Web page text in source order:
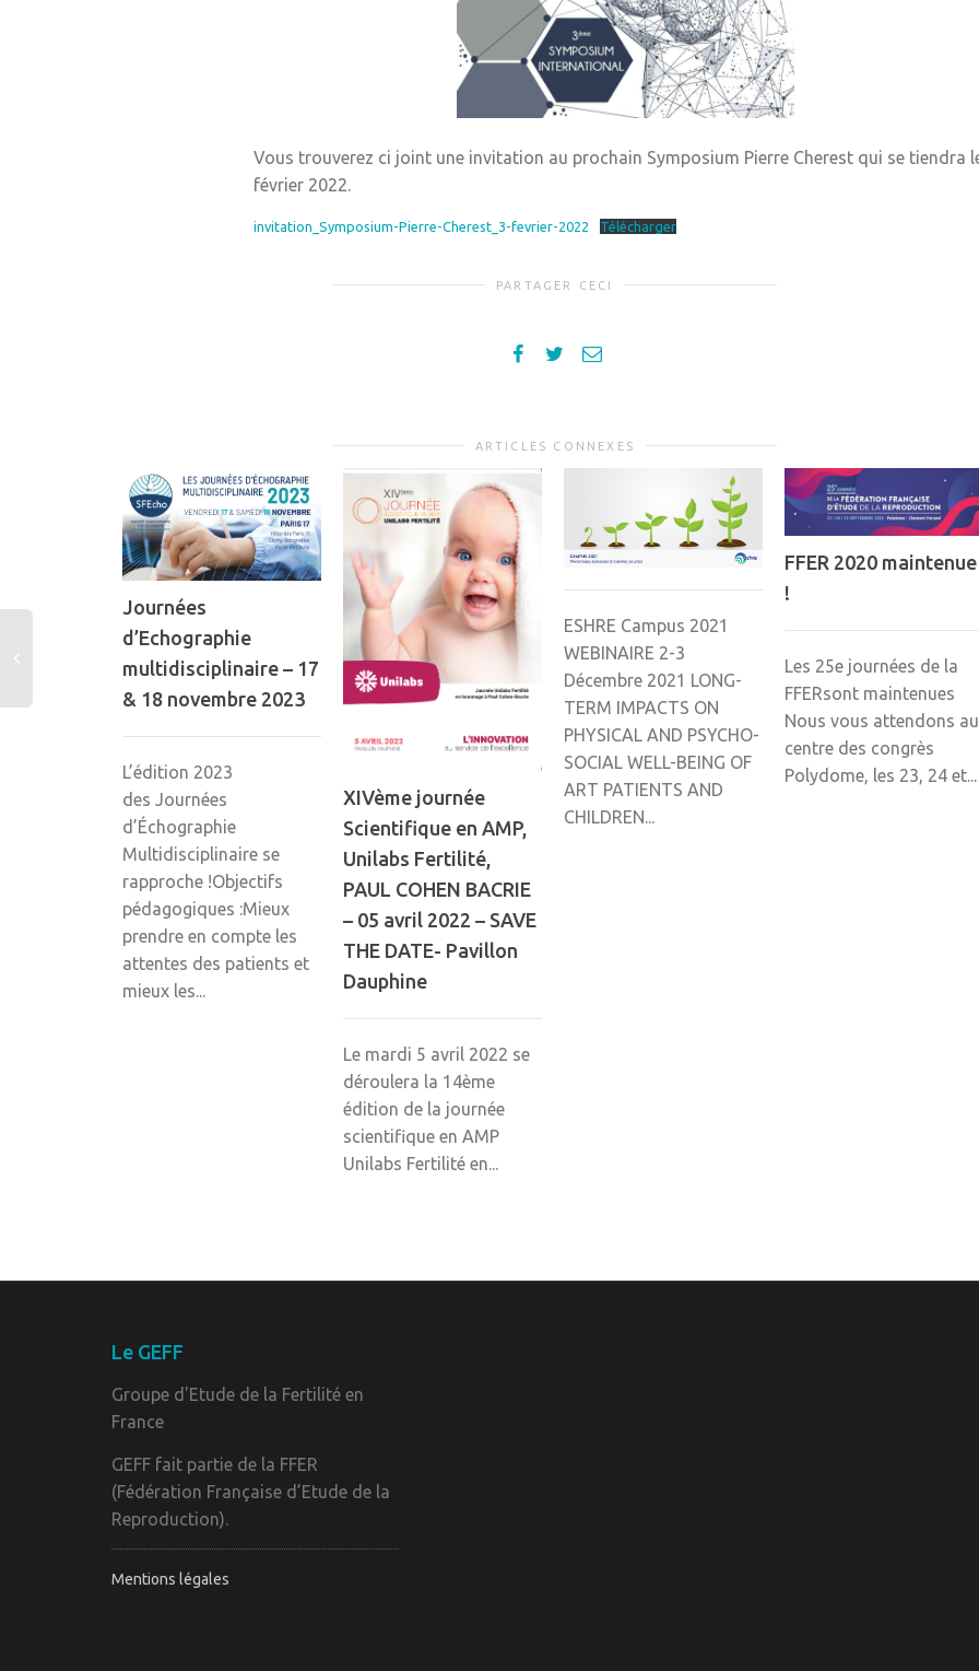
Vous trouverez ci joint une invitation au prochain Symposium Pierre Cherest qui se tiendra
février 2022.
invitation_Symposium-Pierre-Cherest_3-fevrier-2022 Télécharger
PARTAGER CECI
ARTICLES CONNEXES
Journées
d’Echographie
multidisciplinaire – 17
& 18 novembre 2023
L’édition 2023
des Journées
d’Échographie
Multidisciplinaire se
rapproche !Objectifs
pédagogiques :Mieux
prendre en compte les
attentes des patients et
mieux les...
XIVème journée
Scientifique en AMP,
Unilabs Fertilité,
PAUL COHEN BACRIE
– 05 avril 2022 – SAVE
THE DATE- Pavillon
Dauphine
Le mardi 5 avril 2022 se
déroulera la 14ème
édition de la journée
scientifique en AMP
Unilabs Fertilité en...
ESHRE Campus 2021
WEBINAIRE 2-3
Décembre 2021 LONG-
TERM IMPACTS ON
PHYSICAL AND PSYCHO-
SOCIAL WELL-BEING OF
ART PATIENTS AND
CHILDREN...
FFER 2020 maintenue
!
Les 25e journées de la
FFERsont maintenues
Nous vous attendons au
centre des congrès
Polydome, les 23, 24 et...
Le GEFF
Groupe d'Etude de la Fertilité en
France
GEFF fait partie de la FFER
(Fédération Française d’Etude de la
Reproduction).
Mentions légales